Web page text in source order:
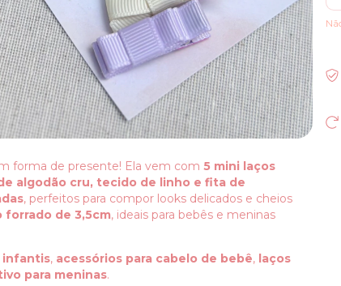
forma de presente! Ela vem com 5 mini laços
algodão cru, tecido de linho e fita de
, perfeitos para compor looks delicados e cheios
forrado de 3,5cm, ideais para bebês e meninas
infantis, acessórios para cabelo de bebê, laços
para meninas.